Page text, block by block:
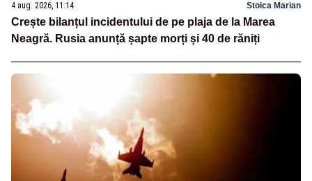
4 aug. 2026, 11:14 Stoica Marian
Crește bilanțul incidentului de pe plaja de la Marea
Neagră. Rusia anunță șapte morți și 40 de răniți